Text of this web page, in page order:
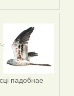
падобнае